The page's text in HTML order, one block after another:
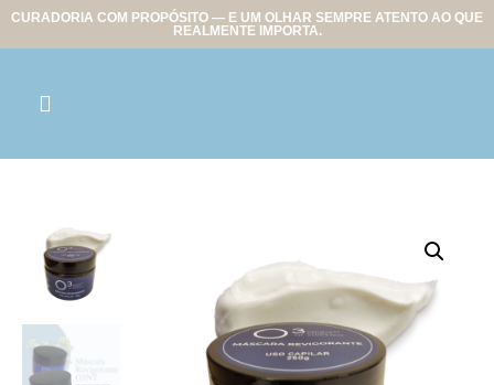
CURADORIA COM PROPÓSITO — E UM OLHAR SEMPRE ATENTO AO QUE
REALMENTE IMPORTA.